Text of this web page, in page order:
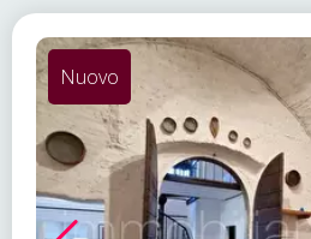
Nuovo